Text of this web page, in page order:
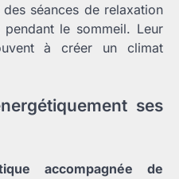
séances de relaxation
le sommeil. Leur
à créer un climat
ses
accompagnée de